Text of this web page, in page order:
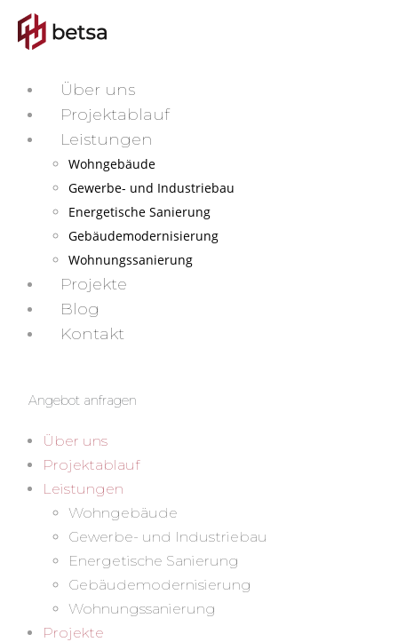
Über uns
Projektablauf
Leistungen
Wohngebäude
Gewerbe- und Industriebau
Energetische Sanierung
Gebäudemodernisierung
Wohnungssanierung
Projekte
Blog
Kontakt
Angebot anfragen
Über uns
Projektablauf
Leistungen
Wohngebäude
Gewerbe- und Industriebau
Energetische Sanierung
Gebäudemodernisierung
Wohnungssanierung
Projekte